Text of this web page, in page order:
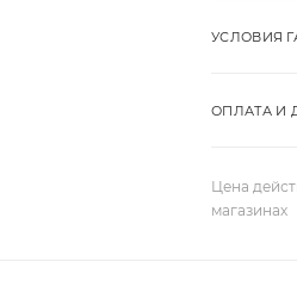
УСЛОВИЯ
ОПЛАТА И
Цена
магазинах